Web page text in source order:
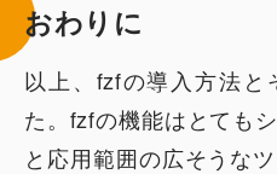
おわりに
以上、fzfの導入方法と
た。fzfの機能はとても
と応用範囲の広そうな